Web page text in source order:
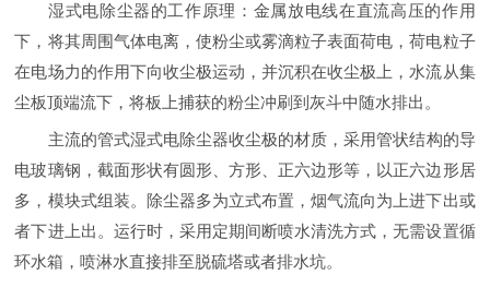
湿式电除尘器的工作原理：金属放电线在直流高压的作用
下，将其周围气体电离，使粉尘或雾滴粒子表面荷电，荷电粒子
在电场力的作用下向收尘极运动，并沉积在收尘极上，水流从集
尘板顶端流下，将板上捕获的粉尘冲刷到灰斗中随水排出。
主流的管式湿式电除尘器收尘极的材质，采用管状结构的导
电玻璃钢，截面形状有圆形、方形、正六边形等，以正六边形居
多，模块式组装。除尘器多为立式布置，烟气流向为上进下出或
者下进上出。运行时，采用定期间断喷水清洗方式，无需设置循
环水箱，喷淋水直接排至脱硫塔或者排水坑。